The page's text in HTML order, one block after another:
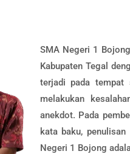
SMA Negeri 1
Kabupaten Tegal
terjadi pada
melakukan
anekdot. Pada
kata baku,
Negeri 1 Bojong